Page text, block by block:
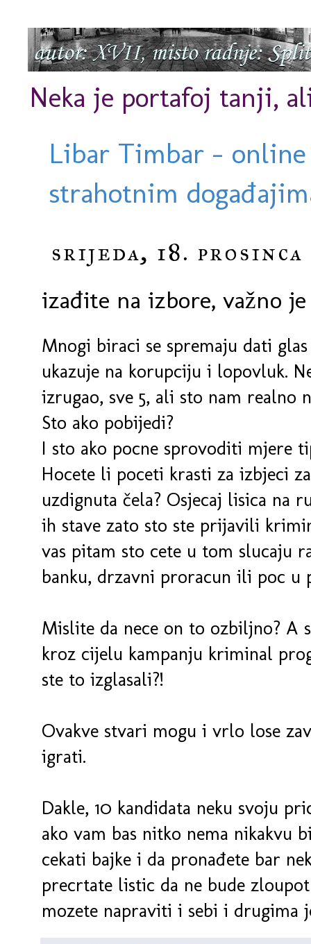
Neka je portafoj tanji,
Libar Timbar -
strahotnim
srijeda, 18. prosinca
izađite na izbore, važno je
Mnogi biraci se spremaju dati
ukazuje na korupciju i lopovluk.
izrugao, sve 5, ali sto nam realno
Sto ako pobijedi?
I sto ako pocne sprovoditi mjere
Hocete li poceti krasti za izbjeci
uzdignuta čela? Osjecaj lisica na
ih stave zato sto ste prijavili
vas pitam sto cete u tom slucaju
banku, drzavni proracun ili poc u
Mislite da nece on to ozbiljno? A
kroz cijelu kampanju kriminal
ste to izglasali?!
Ovakve stvari mogu i vrlo lose
igrati.
Dakle, 10 kandidata neku svoju
ako vam bas nitko nema nikakvu
cekati bajke i da pronađete bar
precrtate listic da ne bude
mozete napraviti i sebi i drugima